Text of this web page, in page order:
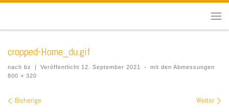
cropped-Home_du.gif
nach bz | Veröffentlicht 12. September 2021 -
mit den Abmessungen
800 × 320
Bilder Navigation
Bisherige Weiter